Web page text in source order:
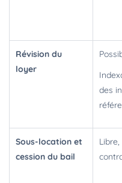
Révision du
loyer
des
Sous-location et
cession du bail